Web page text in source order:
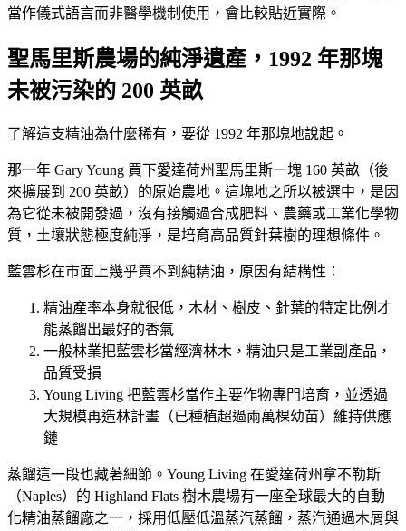
當作儀式語言而非醫學機制使用，會比較貼近實際。
聖馬里斯農場的純淨遺產，1992 年那塊
未被污染的 200 英畝
了解這支精油為什麼稀有，要從 1992 年那塊地說起。
那一年 Gary Young 買下愛達荷州聖馬里斯一塊 160 英畝（後
來擴展到 200 英畝）的原始農地。這塊地之所以被選中，是因
為它從未被開發過，沒有接觸過合成肥料、農藥或工業化學物
質，土壤狀態極度純淨，是培育高品質針葉樹的理想條件。
藍雲杉在市面上幾乎買不到純精油，原因有結構性：
精油產率本身就很低，木材、樹皮、針葉的特定比例才
能蒸餾出最好的香氣
一般林業把藍雲杉當經濟林木，精油只是工業副產品，
品質受損
Young Living 把藍雲杉當作主要作物專門培育，並透過
大規模再造林計畫（已種植超過兩萬棵幼苗）維持供應
鏈
蒸餾這一段也藏著細節。Young Living 在愛達荷州拿不勒斯
（Naples）的 Highland Flats 樹木農場有一座全球最大的自動
化精油蒸餾廠之一，採用低壓低溫蒸汽蒸餾，蒸汽通過木屑與